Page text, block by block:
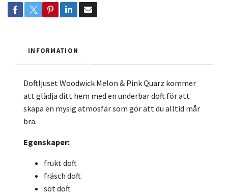
INFORMATION
Doftljuset Woodwick Melon & Pink Quarz kommer
att glädja ditt hem med en underbar doft för att
skapa en mysig atmosfär som gör att du alltid mår
bra.
Egenskaper:
frukt doft
fräsch doft
söt doft